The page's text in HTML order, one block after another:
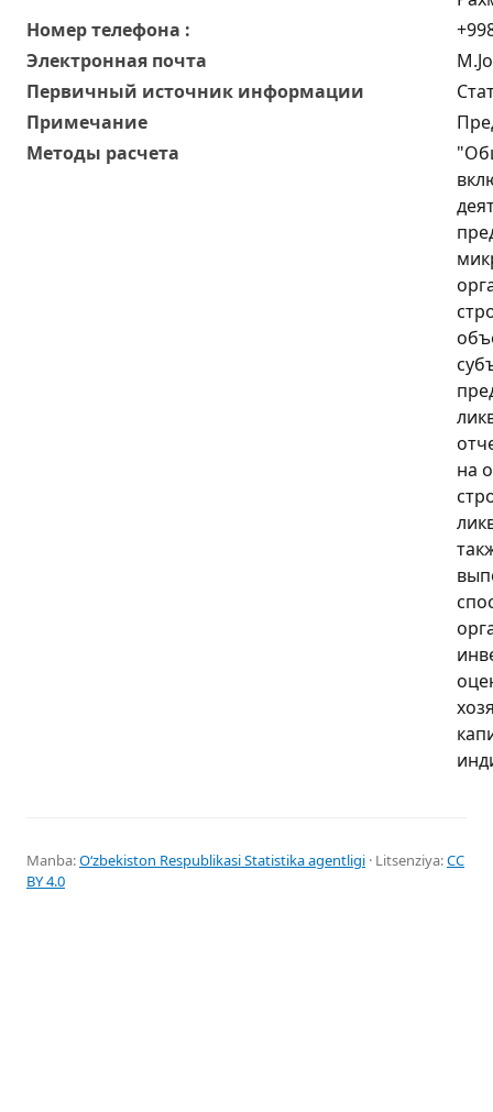
Номер телефона :
Электронная почта
Первичный источник информации
Примечание
Методы расчета
на
Manba:Oʻzbekiston Respublikasi Statistika agentligi · Litsenziya:CC
BY 4.0